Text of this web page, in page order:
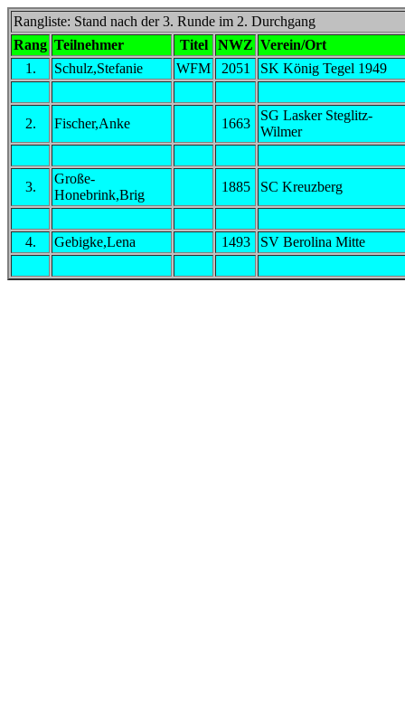
Rangliste: Stand nach der 3. Runde im 2. Durchgang
Rang Teilnehmer Titel NWZ Verein/Ort
1.
Schulz,Stefanie WFM 2051 SK König Tegel 1949
2. Fischer,Anke 1663
SG Lasker Steglitz-
Wilmer
3.
Große-
Honebrink,Brig
1885 SC Kreuzberg
4. Gebigke,Lena 1493 SV Berolina Mitte